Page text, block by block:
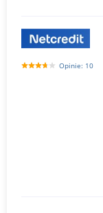
Opinie: 10